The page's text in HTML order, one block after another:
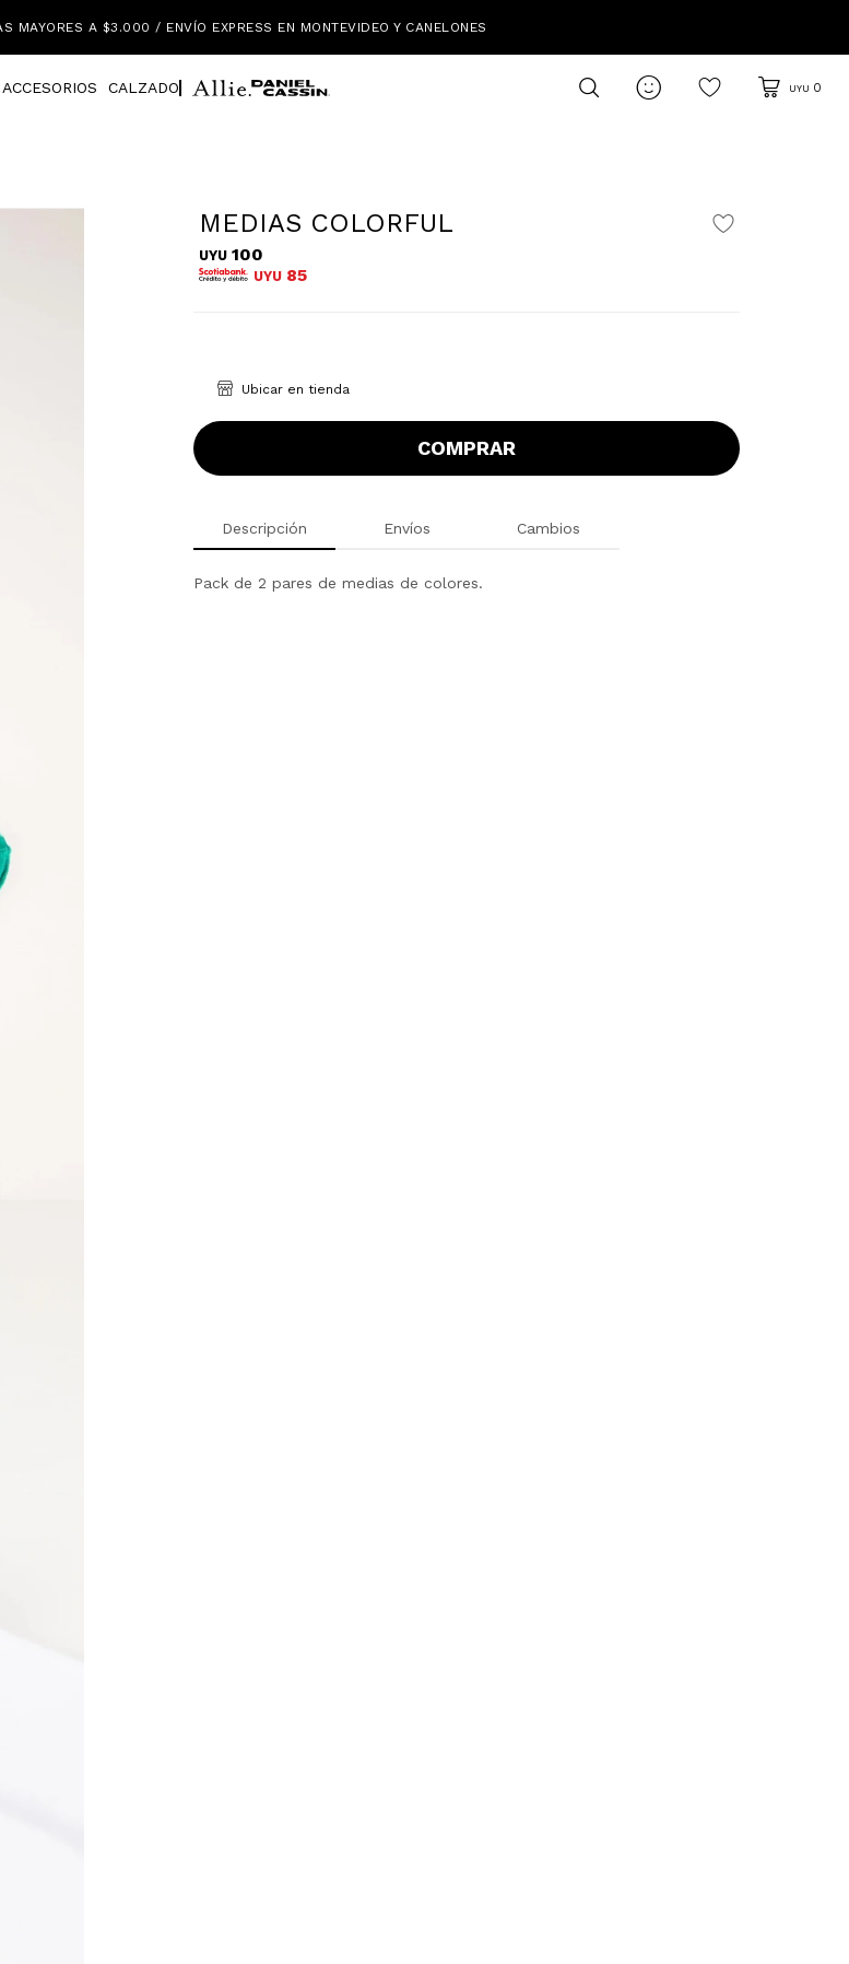
MAYORES A $3.000 / ENVÍO EXPRESS EN MONTEVIDEO Y CANELONES
ACCESORIOS CALZADO  UYU 0
MEDIAS COLORFUL
UYU 100
UYU 85
Ubicar en tienda
COMPRAR
Descripción Envíos Cambios
Pack de 2 pares de medias de colores.